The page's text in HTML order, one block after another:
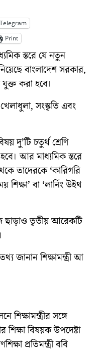
Telegram
Print
স্তরে যে নতুন
বাংলাদেশ সরকার,
করা হবে।
সংস্কৃতি এবং
দু’টি চতুর্থ শ্রেণি
আর মাধ্যমিক স্তরে
তাদেরকে ‘কারিগরি
বা ‘লার্নিং উইথ
ছাড়াও তৃতীয় আরেকটি
জানান শিক্ষামন্ত্রী আ
শিক্ষামন্ত্রীর সঙ্গে
শিক্ষা বিষয়ক উপদেষ্টা
প্রতিমন্ত্রী ববি